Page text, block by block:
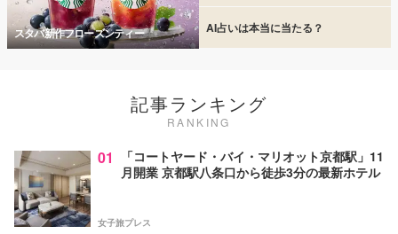
スタバ新作フローズンティー AI占いは本当に当たる？
記事ランキング
RANKING
01
「コートヤード・バイ・マリオット京都駅」11
月開業 京都駅八条口から徒歩3分の最新ホテル
女子旅プレス